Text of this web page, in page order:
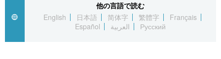
العربية 文化
科学・技術
お知らせ
他の言語で読む
English
日本語 简体字 繁體字
Français
Español
العربية Русский